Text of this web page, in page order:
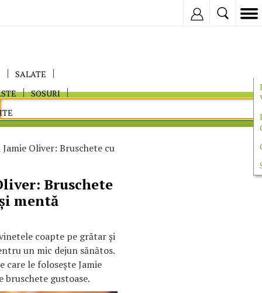
SALATE
SOSURI
Oliver: Bruschete cu
Bruschete
mentă
coapte pe grătar şi
un mic dejun sănătos.
care le foloseşte Jamie
gustoase.